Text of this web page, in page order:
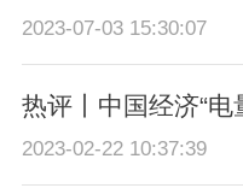
2023-07-03 15:30:07
热评丨中国经济“电
2023-02-22 10:37:39